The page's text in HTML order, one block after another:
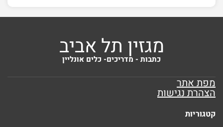
מגזין תל אביב
כתבות - מדריכים- כלים אונליין
מפת אתר
הצהרת נגישות
קטגוריות